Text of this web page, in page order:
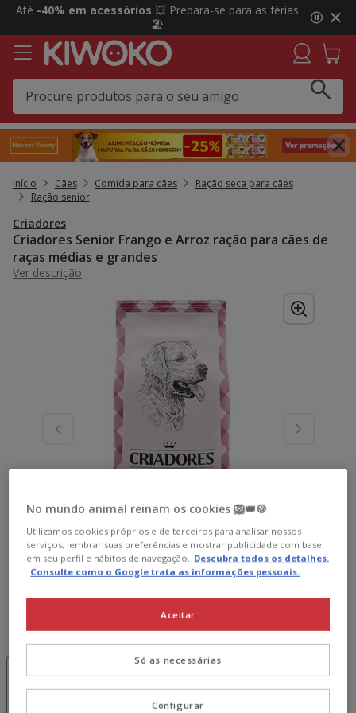
2
3,
mensagem,
Até -40% em acessórios 💥 Prepara-se para as férias
🏖️
Início Cães Comida para cães
Ração seca para cães
Ração senior
Criadores
Criadores Senior Frango e Arroz ração para cães de
raças médias e grandes
Ver descrição
Peso:15 kg
cupão 💰
No mundo animal reinam os cookies 🦁👑🍪
Utilizamos cookies próprios e de terceiros para analisar nossos
serviços, lembrar suas preferências e mostrar publicidade com base
em seu perfil e hábitos de navegação. Descubra todos os detalhes.
Consulte como o Google trata as informações pessoais.
Só as necessárias
Aceitar
Configurar